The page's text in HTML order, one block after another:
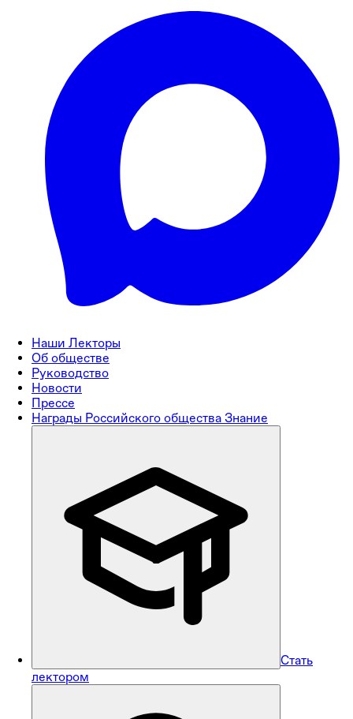
Наши Лекторы
Об обществе
Руководство
Новости
Прессе
Награды Российского общества Знание
Стать
лектором